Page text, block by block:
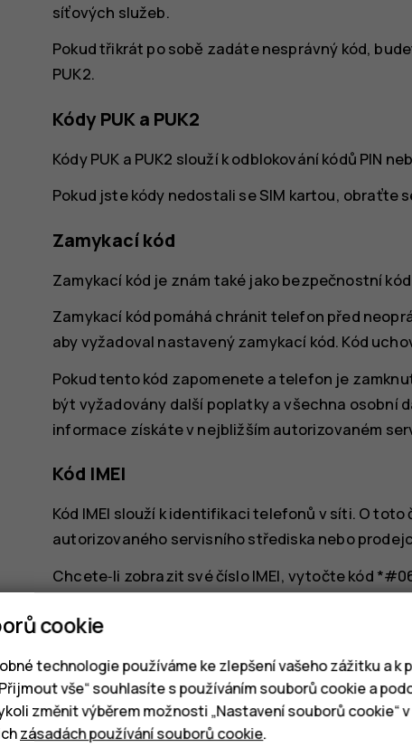
síťových služeb.
Pokud třikrát po sobě zadáte nesprávný kód,
PUK2.
Kódy PUK a PUK2
Kódy PUK a PUK2 slouží k odblokování kódů PIN
Pokud jste kódy nedostali se SIM kartou, obraťte
Zamykací kód
Zamykací kód je znám také jako bezpečnostní
Zamykací kód pomáhá chránit telefon před
aby vyžadoval nastavený zamykací kód. Kód
Pokud tento kód zapomenete a telefon je
být vyžadovány další poplatky a všechna osobní
informace získáte v nejbližším autorizovaném
Kód IMEI
Kód IMEI slouží k identifikaci telefonů v síti. O
autorizovaného servisního střediska nebo
Chcete‑li zobrazit své číslo IMEI, vytočte kód
Kód IMEI telefonu je také vytištěn na telefonu
má telefon snímací zadní kryt, najdete kód IMEI
Kód IMEI je uveden také na původním prodejním
Nalezení nebo zamknutí telefonu
cookie
technologie používáme ke zlepšení vašeho zážitku a k
vše“ souhlasíte s používáním souborů cookie a
změnit výběrem možnosti „Nastavení souborů cookie“
zásadách používání souborů cookie.